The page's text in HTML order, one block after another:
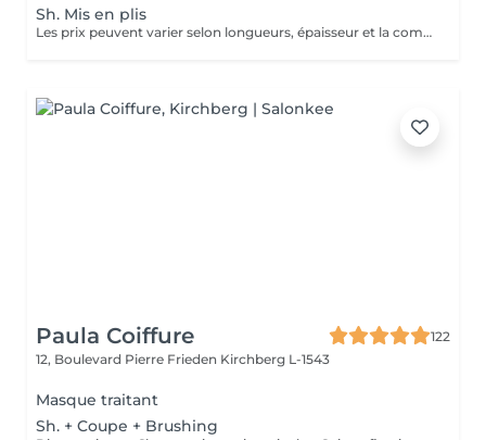
Sh. Mis en plis
Les prix peuvent varier selon longueurs, épaisseur et la complexité du travail.
Paula Coiffure
122
12, Boulevard Pierre Frieden Kirchberg L-1543
Masque traitant
Sh. + Coupe + Brushing